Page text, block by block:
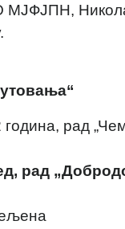
година, рад
рад